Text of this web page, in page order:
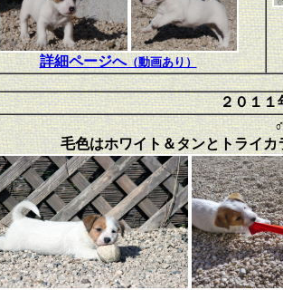
詳細ページへ（動画あり）
２０１１
毛色はホワイト＆タンとトライ